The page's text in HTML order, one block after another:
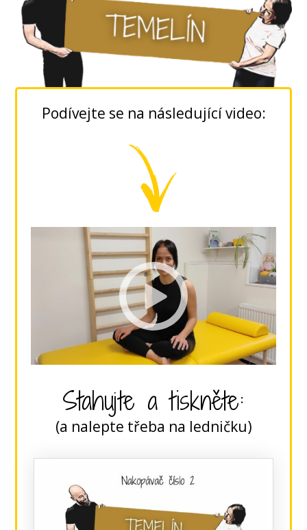
Podívejte se na následující video:
Stahujte a tiskněte:
(a nalepte třeba na ledničku)